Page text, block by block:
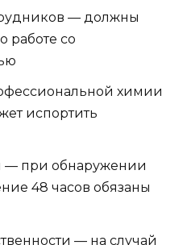
— должны
работе со
химии
испортить
— при обнаружении
48 часов обязаны
— на случай